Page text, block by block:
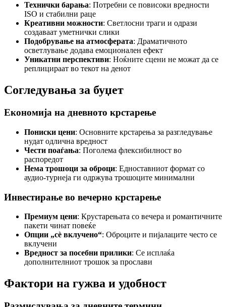
Технички барања: Потребни се повисоки вредности
ISO и стабилни раце
Креативни можности: Светлосни траги и одрази
создаваат уметнички слики
Подобрување на атмосферата: Драматичното
осветлување додава емоционален ефект
Уникатни перспективи: Ноќните сцени не можат да се
реплицираат во текот на денот
Согледувања за буџет
Економија на дневното крстарење
Пониски цени: Основните крстарења за разгледување
нудат одлична вредност
Чести поаѓања: Поголема флексибилност во
распоредот
Нема трошоци за оброци: Едноставниот формат со
аудио-турнеја ги одржува трошоците минимални
Инвестирање во вечерно крстарење
Премиум цени: Крустарењата со вечера и романтичните
пакети чинат повеќе
Опции „сè вклучено“: Оброците и пијалаците често се
вклучени
Вредност за посебни прилики: Се исплаќа
дополнителниот трошок за прослави
Фактори на гужва и удобност